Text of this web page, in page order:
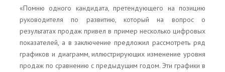
«Помню одного кандидата, претендующего на позицию
руководителя по развитию, который на вопрос о
результатах продаж привел в пример несколько цифровых
показателей, а в заключение предложил рассмотреть ряд
графиков и диаграмм, иллюстрирующих изменение уровня
продаж по сравнению с предыдущим годом. Эти графики в